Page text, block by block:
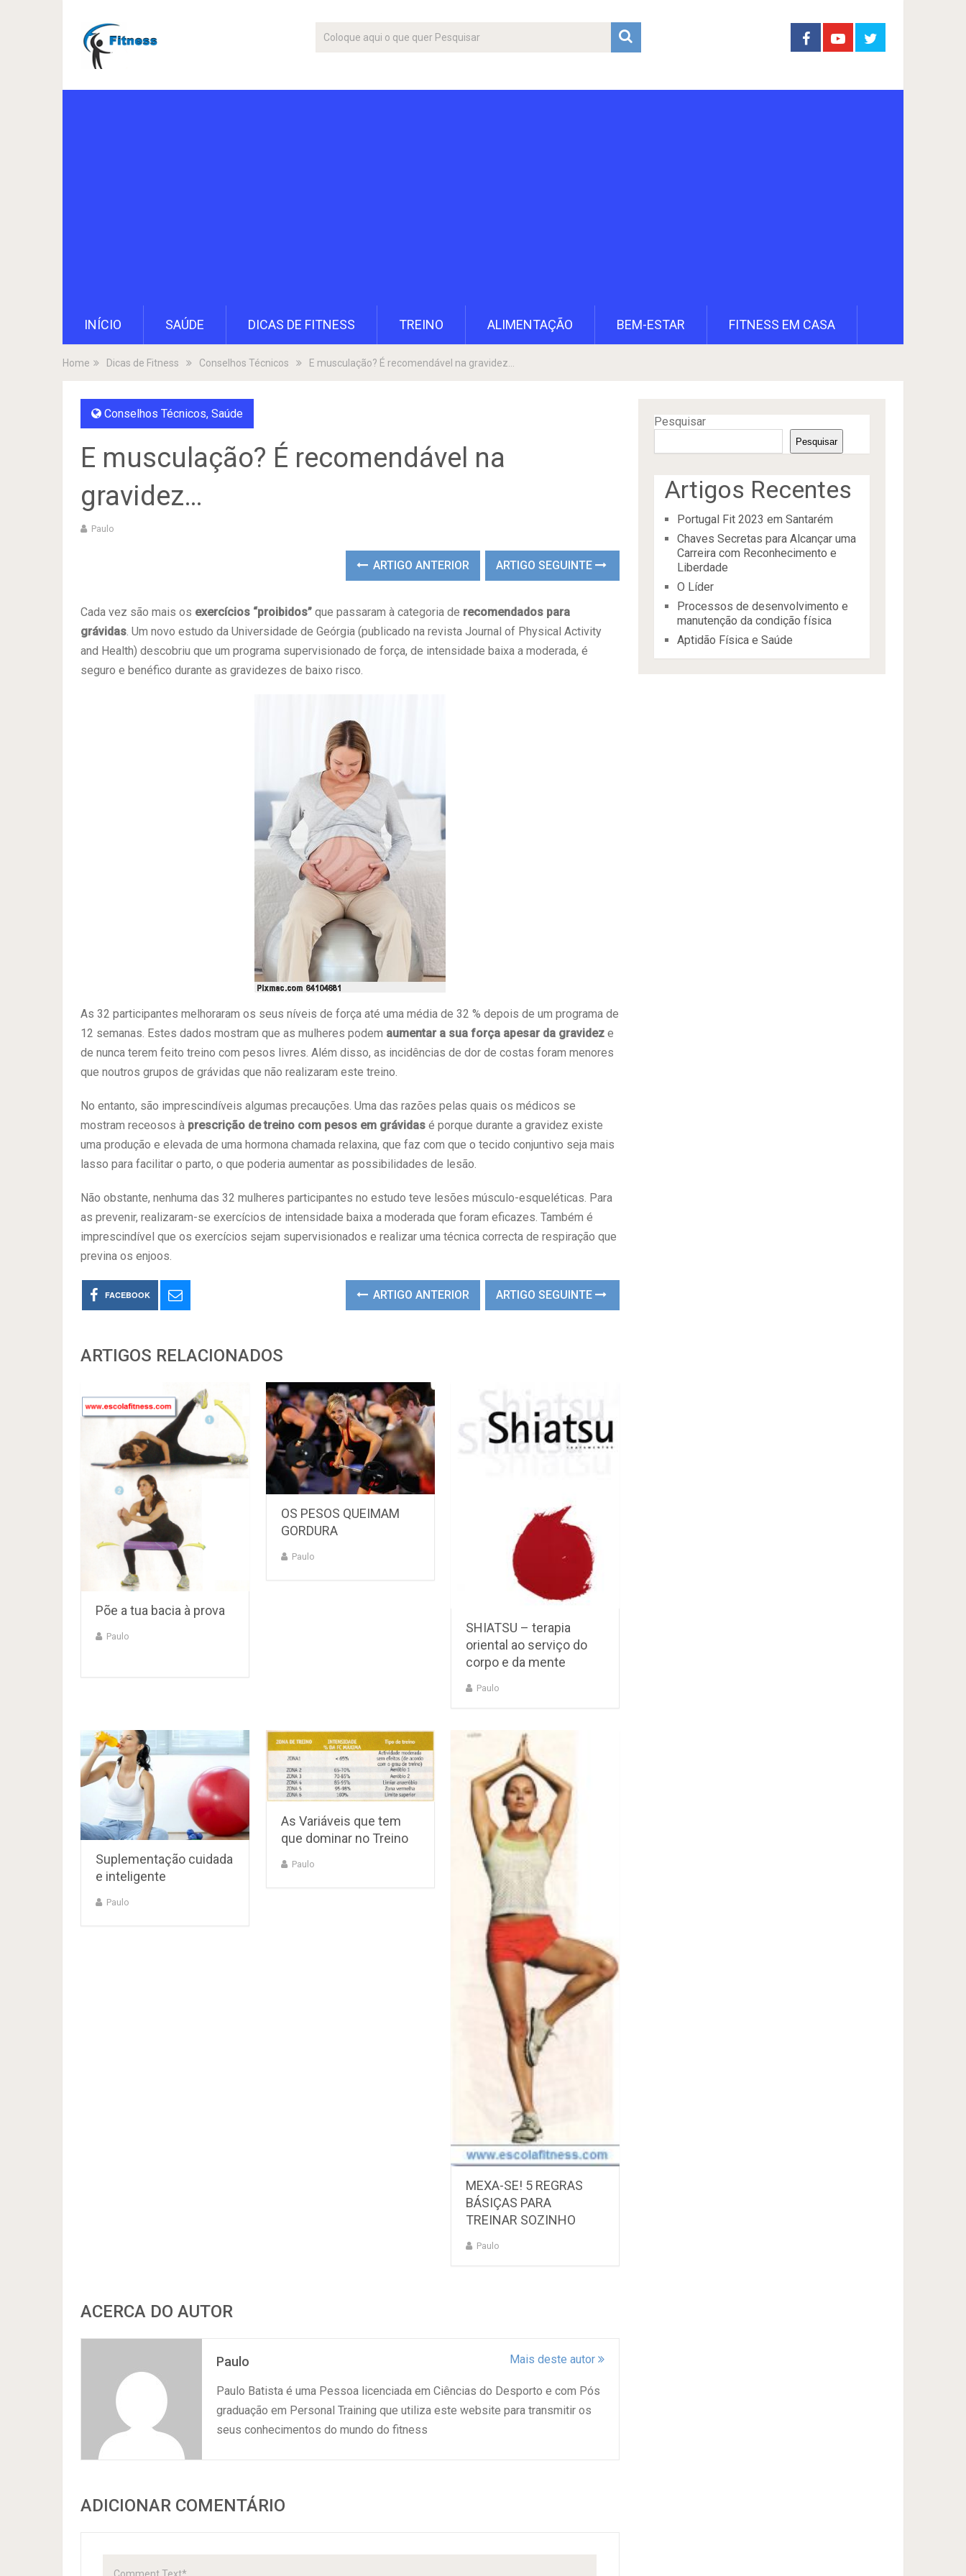
INÍCIO SAÚDE DICAS DE FITNESS TREINO ALIMENTAÇÃO BEM-ESTAR FITNESS EM CASA
Home Dicas de Fitness Conselhos Técnicos E musculação? É recomendável na gravidez…
Conselhos Técnicos, Saúde
E musculação? É recomendável na
gravidez…
Paulo
ARTIGO ANTERIOR ARTIGO SEGUINTE
Cada vez são mais os exercícios “proibidos” que passaram à categoria de recomendados para
grávidas. Um novo estudo da Universidade de Geórgia (publicado na revista Journal of Physical Activity
and Health) descobriu que um programa supervisionado de força, de intensidade baixa a moderada, é
seguro e benéfico durante as gravidezes de baixo risco.
As 32 participantes melhoraram os seus níveis de força até uma média de 32 % depois de um programa de
12 semanas. Estes dados mostram que as mulheres podem aumentar a sua força apesar da gravidez e
de nunca terem feito treino com pesos livres. Além disso, as incidências de dor de costas foram menores
que noutros grupos de grávidas que não realizaram este treino.
No entanto, são imprescindíveis algumas precauções. Uma das razões pelas quais os médicos se
mostram receosos à prescrição de treino com pesos em grávidas é porque durante a gravidez existe
uma produção e elevada de uma hormona chamada relaxina, que faz com que o tecido conjuntivo seja mais
lasso para facilitar o parto, o que poderia aumentar as possibilidades de lesão.
Não obstante, nenhuma das 32 mulheres participantes no estudo teve lesões músculo-esqueléticas. Para
as prevenir, realizaram-se exercícios de intensidade baixa a moderada que foram eficazes. Também é
imprescindível que os exercícios sejam supervisionados e realizar uma técnica correcta de respiração que
previna os enjoos.
FACEBOOK ARTIGO ANTERIOR ARTIGO SEGUINTE
ARTIGOS RELACIONADOS
Põe a tua bacia à prova
Paulo
OS PESOS QUEIMAM
GORDURA
Paulo
SHIATSU – terapia
oriental ao serviço do
corpo e da mente
Paulo
Suplementação cuidada
e inteligente
Paulo
As Variáveis que tem
que dominar no Treino
Paulo
MEXA-SE! 5 REGRAS
BÁSIÇAS PARA
TREINAR SOZINHO
Paulo
ACERCA DO AUTOR
Paulo Mais deste autor
Paulo Batista é uma Pessoa licenciada em Ciências do Desporto e com Pós
graduação em Personal Training que utiliza este website para transmitir os
seus conhecimentos do mundo do fitness
ADICIONAR COMENTÁRIO
Pesquisar
Pesquisar
Artigos Recentes
Portugal Fit 2023 em Santarém
Chaves Secretas para Alcançar uma
Carreira com Reconhecimento e
Liberdade
O Líder
Processos de desenvolvimento e
manutenção da condição física
Aptidão Física e Saúde